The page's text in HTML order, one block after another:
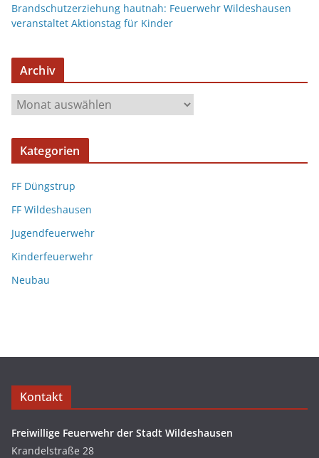
Brandschutzerziehung hautnah: Feuerwehr Wildeshausen
veranstaltet Aktionstag für Kinder
Archiv
Kategorien
FF Düngstrup
FF Wildeshausen
Jugendfeuerwehr
Kinderfeuerwehr
Neubau
Kontakt
Freiwillige Feuerwehr der Stadt Wildeshausen
Krandelstraße 28